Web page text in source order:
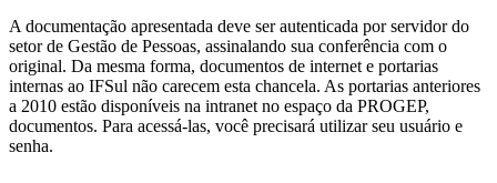
A documentação apresentada deve ser autenticada por servidor do
setor de Gestão de Pessoas, assinalando sua conferência com o
original. Da mesma forma, documentos de internet e portarias
internas ao IFSul não carecem esta chancela. As portarias anteriores
a 2010 estão disponíveis na intranet no espaço da PROGEP,
documentos. Para acessá-las, você precisará utilizar seu usuário e
senha.